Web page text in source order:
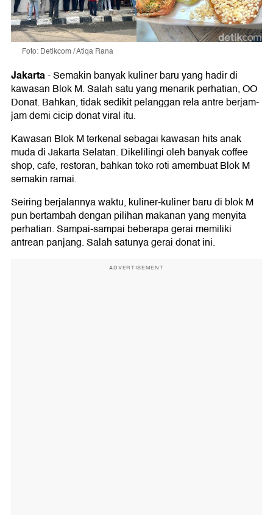
Foto: Detikcom / Atiqa Rana
Jakarta-Semakin banyak kuliner baru yang hadir di
kawasan Blok M. Salah satu yang menarik perhatian, OO
Donat. Bahkan, tidak sedikit pelanggan rela antre berjam-
jam demi cicip donat viral itu.
Kawasan Blok M terkenal sebagai kawasan hits anak
muda di Jakarta Selatan. Dikelilingi oleh banyak coffee
shop, cafe, restoran, bahkan toko roti amembuat Blok M
semakin ramai.
Seiring berjalannya waktu, kuliner-kuliner baru di blok M
pun bertambah dengan pilihan makanan yang menyita
perhatian. Sampai-sampai beberapa gerai memiliki
antrean panjang. Salah satunya gerai donat ini.
ADVERTISEMENT